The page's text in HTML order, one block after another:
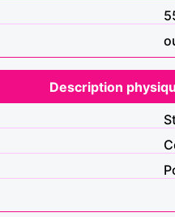
Description